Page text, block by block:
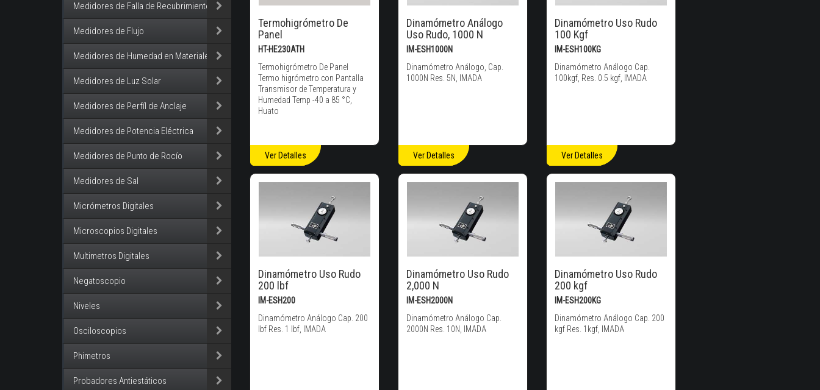
Medidores de Falla de Recubrimiento
Medidores de Flujo
Medidores de Humedad en Materiales
Medidores de Luz Solar
Medidores de Perfíl de Anclaje
Medidores de Potencia Eléctrica
Medidores de Punto de Rocío
Medidores de Sal
Micrómetros Digitales
Microscopios Digitales
Multimetros Digitales
Negatoscopio
Niveles
Osciloscopios
Phimetros
Probadores Antiestáticos
Termohigrómetro De
Panel
HT-HE230ATH
Termohigrómetro De Panel
Termo higrómetro con Pantalla
Transmisor de Temperatura y
Humedad Temp -40 a 85 °C,
Huato
Ver Detalles
Dinamómetro Análogo
Uso Rudo, 1000 N
IM-ESH1000N
Dinamómetro Análogo, Cap.
1000N Res. 5N, IMADA
Ver Detalles
Dinamómetro Uso Rudo
100 Kgf
IM-ESH100KG
Dinamómetro Análogo Cap.
100kgf, Res. 0.5 kgf, IMADA
Ver Detalles
Dinamómetro Uso Rudo
200 lbf
IM-ESH200
Dinamómetro Análogo Cap. 200
lbf Res. 1 lbf, IMADA
Dinamómetro Uso Rudo
2,000 N
IM-ESH2000N
Dinamómetro Análogo Cap.
2000N Res. 10N, IMADA
Dinamómetro Uso Rudo
200 kgf
IM-ESH200KG
Dinamómetro Análogo Cap. 200
kgf Res. 1kgf, IMADA